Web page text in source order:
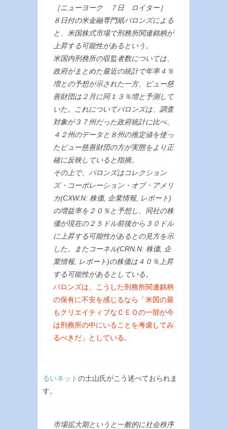
［ニューヨーク ７日 ロイター］
８日付の米金融専門紙バロンズによる
と、米国株式市場で刑務所関連銘柄が
上昇する可能性があるという。
米国内刑務所の収監者数については、
政府がまとめた最近の統計で年率４％
増との予想が示された一方、ピュー慈
善財団は２月に同１３％増と予測して
いた。これについてバロンズは、調査
対象が３７州だった政府統計に比べ、
４２州のデータと８州の推定値を使っ
たピュー慈善財団の方が実態をより正
確に反映していると指摘。
その上で、バロンズはコレクション
ズ・コーポレーション・オブ・アメリ
カ(CXW.N: 株価, 企業情報, レポート)
の増益率を２０％と予想し、同社の株
価が現在の２５ドル前後から３０ドル
に上昇する可能性があるとの見方を示
した。またコーネル(CRN.N: 株価, 企
業情報, レポート)の株価は４０％上昇
する可能性があるとしている。
バロンズは、こうした刑務所関連銘柄
の保有に不安を感じるなら「米国の最
もクリエイティブなＣＥＯの一部が今
は刑務所の中にいることを考慮してみ
るべきだ」としている。
るいネットの土山氏がこう述べておられま
す。
市場拡大期というと一般的に社会秩序